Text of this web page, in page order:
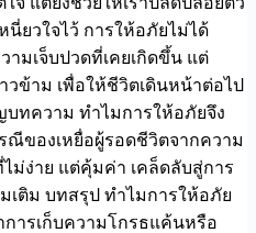
นี่ยวใจไว้ การให้อภัยไม่ได้
มเจ็บปวดที่เคยเกิดขึ้น แต่
วข้าม เพื่อให้ชีวิตเดินหน้าต่อไป
บทความ ทำไมการให้อภัยจึง
ณีของเหยื่อผู้รอดชีวิตจากความ
ม่ง่าย แต่คุ้มค่า เคล็ดลับสู่การ
เติม บทสรุป ทำไมการให้อภัย
ารเก็บความโกรธแค้นหรือ